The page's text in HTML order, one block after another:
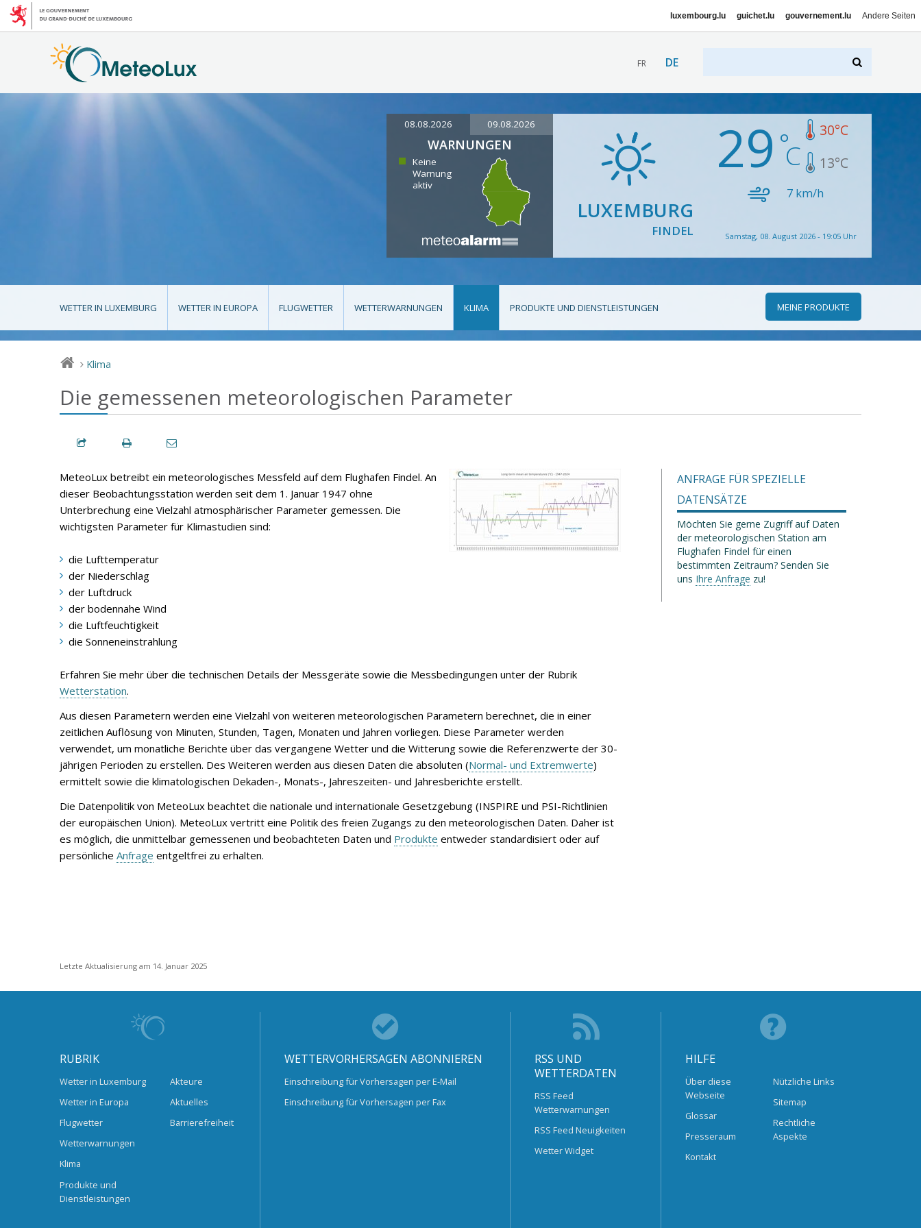
luxembourg.lu guichet.lu gouvernement.lu Andere Seiten
FR DE
08.08.2026 09.08.2026
WARNUNGEN
Keine
Warnung
aktiv
LUXEMBURG
FINDEL
29 30°C
13°C
7 km/h
Samstag, 08. August 2026 - 19:05 Uhr
WETTER IN LUXEMBURG WETTER IN EUROPA FLUGWETTER WETTERWARNUNGEN KLIMA PRODUKTE UND DIENSTLEISTUNGEN MEINE PRODUKTE
> Klima
Die gemessenen meteorologischen Parameter
MeteoLux betreibt ein meteorologisches Messfeld auf dem Flughafen Findel. An
dieser Beobachtungsstation werden seit dem 1. Januar 1947 ohne
Unterbrechung eine Vielzahl atmosphärischer Parameter gemessen. Die
wichtigsten Parameter für Klimastudien sind:
die Lufttemperatur
der Niederschlag
der Luftdruck
der bodennahe Wind
die Luftfeuchtigkeit
die Sonneneinstrahlung
Erfahren Sie mehr über die technischen Details der Messgeräte sowie die Messbedingungen unter der Rubrik
Wetterstation.
Aus diesen Parametern werden eine Vielzahl von weiteren meteorologischen Parametern berechnet, die in einer
zeitlichen Auflösung von Minuten, Stunden, Tagen, Monaten und Jahren vorliegen. Diese Parameter werden
verwendet, um monatliche Berichte über das vergangene Wetter und die Witterung sowie die Referenzwerte der 30-
jährigen Perioden zu erstellen. Des Weiteren werden aus diesen Daten die absoluten (Normal- und Extremwerte)
ermittelt sowie die klimatologischen Dekaden-, Monats-, Jahreszeiten- und Jahresberichte erstellt.
Die Datenpolitik von MeteoLux beachtet die nationale und internationale Gesetzgebung (INSPIRE und PSI-Richtlinien
der europäischen Union). MeteoLux vertritt eine Politik des freien Zugangs zu den meteorologischen Daten. Daher ist
es möglich, die unmittelbar gemessenen und beobachteten Daten und Produkte entweder standardisiert oder auf
persönliche Anfrage entgeltfrei zu erhalten.
ANFRAGE FÜR SPEZIELLE
DATENSÄTZE
Möchten Sie gerne Zugriff auf Daten
der meteorologischen Station am
Flughafen Findel für einen
bestimmten Zeitraum? Senden Sie
uns Ihre Anfrage zu!
Letzte Aktualisierung am 14. Januar 2025
RUBRIK
Wetter in Luxemburg
Wetter in Europa
Flugwetter
Wetterwarnungen
Klima
Produkte und
Dienstleistungen
Akteure
Aktuelles
Barrierefreiheit
WETTERVORHERSAGEN ABONNIEREN
Einschreibung für Vorhersagen per E-Mail
Einschreibung für Vorhersagen per Fax
RSS UND
WETTERDATEN
RSS Feed
Wetterwarnungen
RSS Feed Neuigkeiten
Wetter Widget
HILFE
Über diese
Webseite
Glossar
Presseraum
Kontakt
Nützliche Links
Sitemap
Rechtliche
Aspekte